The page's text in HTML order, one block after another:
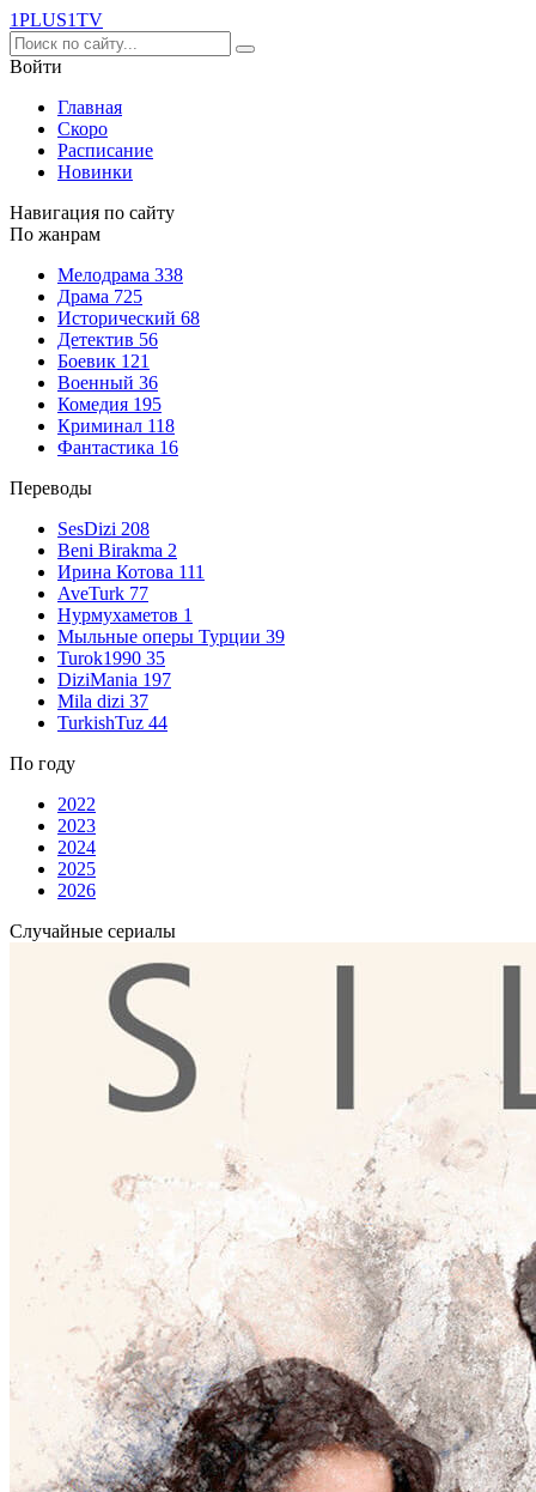
1PLUS1TV
Войти
Главная
Скоро
Расписание
Новинки
Навигация по сайту
По жанрам
Мелодрама 338
Драма 725
Исторический 68
Детектив 56
Боевик 121
Военный 36
Комедия 195
Криминал 118
Фантастика 16
Переводы
SesDizi 208
Beni Birakma 2
Ирина Котова 111
AveTurk 77
Нурмухаметов 1
Мыльные оперы Турции 39
Turok1990 35
DiziMania 197
Mila dizi 37
TurkishTuz 44
По году
2022
2023
2024
2025
2026
Случайные сериалы